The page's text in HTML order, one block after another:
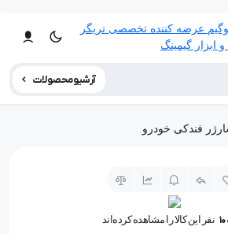
آرشیو محصولات
فندکی خودرو
نفر این کالا را مشاهده کرده‌اند